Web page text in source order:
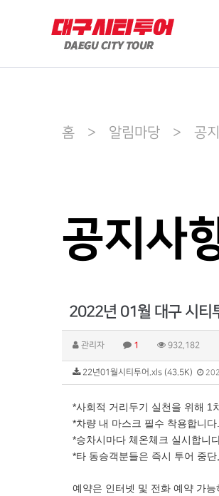
홈 > 알림마당 > 공지
공지사
2022년 01월 대구 시티
관리자 1 932,182
22년01월시티투어.xls (43.5K)
*사회적 거리두기 실천을 위해 1
*차량 내 마스크 필수 착용합니다.
*승차시마다 체온체크 실시합니
*타 동승객분들은 즉시 투어 중
예약은 인터넷 및 전화 예약 가